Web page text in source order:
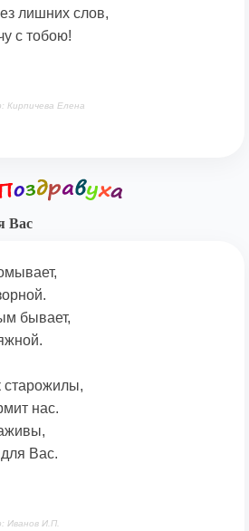
лишних слов,
с тобою!
Кирпичева Елена
Вас
бывает,
старожилы,
нас.
Вас.
Иванов И.П.